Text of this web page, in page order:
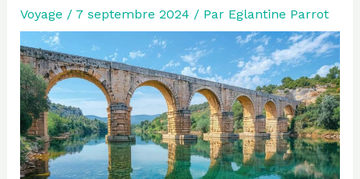
Voyage / 7 septembre 2024 / Par Eglantine Parrot